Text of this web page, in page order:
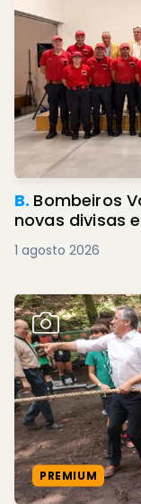
B. Bombeiros
novas divisas
1 agosto 2026
PREMIUM